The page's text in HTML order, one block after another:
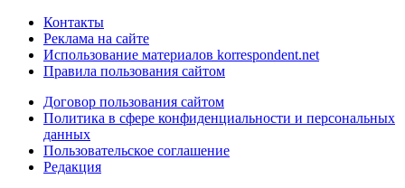
Контакты
Реклама на сайте
Использование материалов korrespondent.net
Правила пользования сайтом
Договор пользования сайтом
Политика в сфере конфиденциальности и персональных
данных
Пользовательское соглашение
Редакция